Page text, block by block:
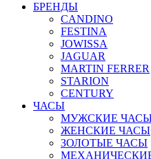
БРЕНДЫ
CANDINO
FESTINA
JOWISSA
JAGUAR
MARTIN FERRER
STARION
CENTURY
ЧАСЫ
МУЖСКИЕ
ЖЕНСКИЕ ЧАСЫ
ЗОЛОТЫЕ ЧАСЫ